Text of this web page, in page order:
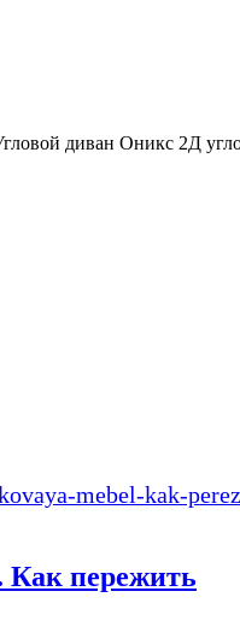
диван Оникс 2Д
Как пережить